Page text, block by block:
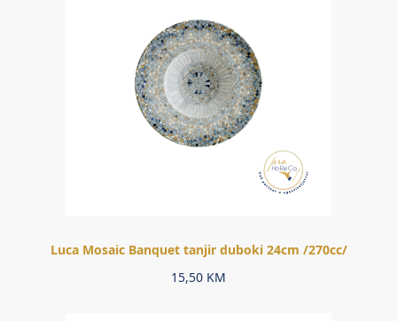
Luca Mosaic Banquet tanjir duboki 24cm /270cc/
15,50 KM